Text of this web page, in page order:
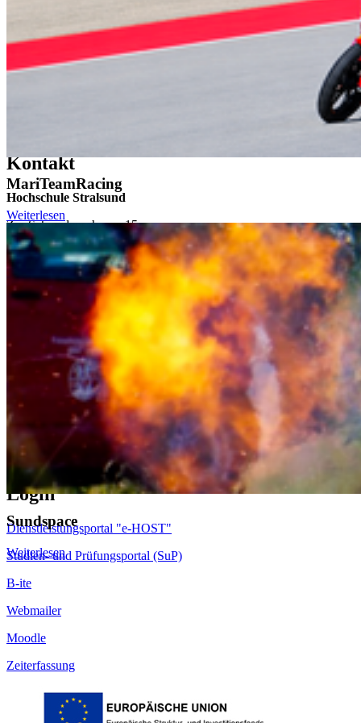
MariTeamRacing
Weiterlesen
Sundspace
Weiterlesen
Beratung bei Problemen und die Mitwirkung an
Hochschulveranstaltungen. Ziel ist es, den Studienalltag
angenehmer und das Hochschulleben abwechslungsreicher zu
Kon­takt
Hochschule Stralsund
Zur Schwedenschanze 15
18435 Stralsund
Telefonzentrale: +49 3831 455
Zentrale Fax-Nummer: +49 3831 456 680
Allgemeine Studienberatung
Fakultät für Elektrotechnik und Informatik
Fakultät für Maschinenbau
Fakultät für Wirtschaft
Hochschulkommunikation
Login
Dienstleistungsportal "e-HOST"
Studien- und Prüfungsportal (SuP)
B-ite
Webmailer
Moodle
Zeiterfassung